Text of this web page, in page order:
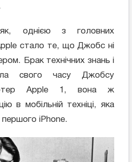
однією з головних
стало те, що Джобс ні
Брак технічних знань і
свого часу Джобсу
Apple 1, вона ж
в мобільній техніці, яка
iPhone.